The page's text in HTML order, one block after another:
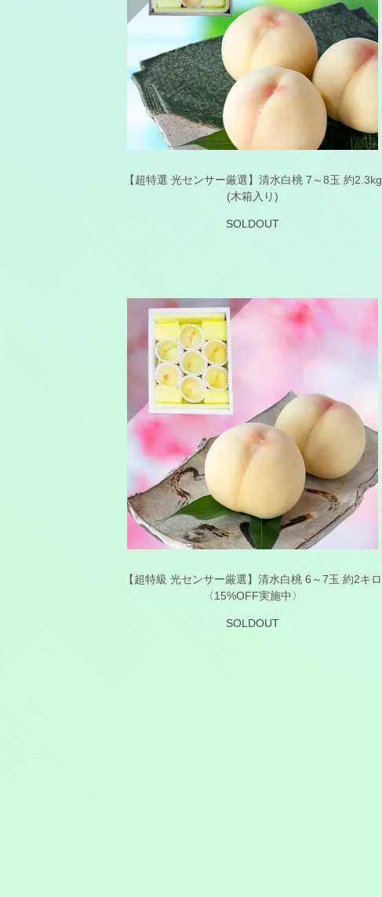
【超特選 光センサー厳選】清水白桃 7～8玉 約2.3kg
(木箱入り)
SOLDOUT
【超特級 光センサー厳選】清水白桃 6～7玉 約2キロ
〈15%OFF実施中〉
SOLDOUT